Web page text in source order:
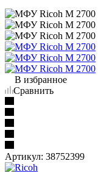
В избранное
Сравнить
Артикул: 38752399